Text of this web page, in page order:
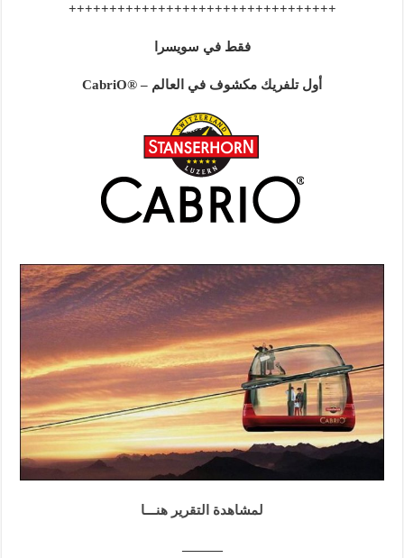
+++++++++++++++++++++++++++++++++
فقط في سويسرا
أول تلفريك مكشوف في العالم – ®CabriO
لمشاهدة التقرير هنـــا
———